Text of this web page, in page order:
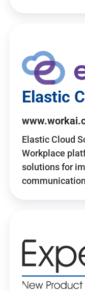
Elastic
Elastic Cloud
Workplace
solutions for